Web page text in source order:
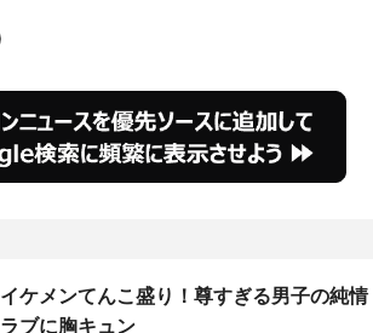
イケメンてんこ盛り！尊すぎる男子の純情
ラブに胸キュン